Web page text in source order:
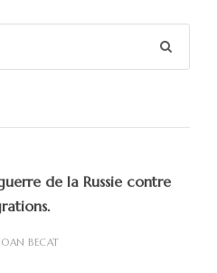
de la Russie contre
JOAN BECAT